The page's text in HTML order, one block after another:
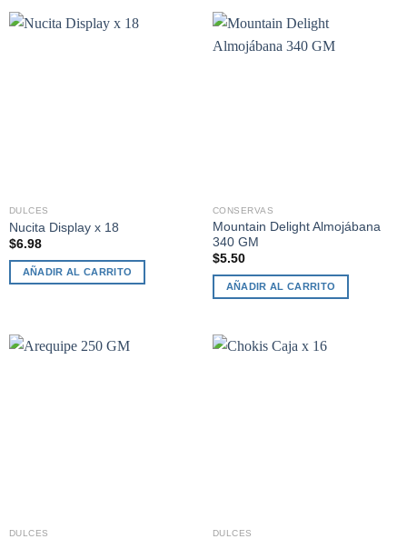
DULCES
Nucita Display x 18
$6.98
AÑADIR AL CARRITO
CONSERVAS
Mountain Delight Almojábana
340 GM
$5.50
AÑADIR AL CARRITO
DULCES DULCES